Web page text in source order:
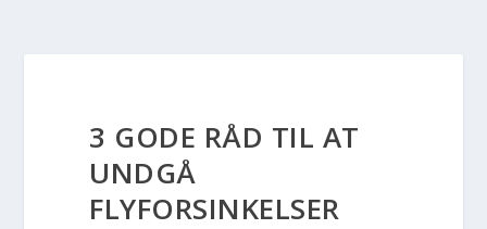
3 GODE RÅD TIL AT
UNDGÅ
FLYFORSINKELSER